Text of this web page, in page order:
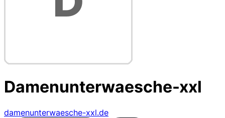
Damenunterwaesche-xxl
damenunterwaesche-xxl.de